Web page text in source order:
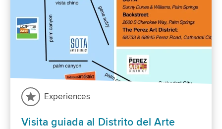
Experiences
Visita guiada al Distrito del Arte